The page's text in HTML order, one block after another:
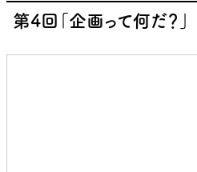
第4回「企画って何だ？」